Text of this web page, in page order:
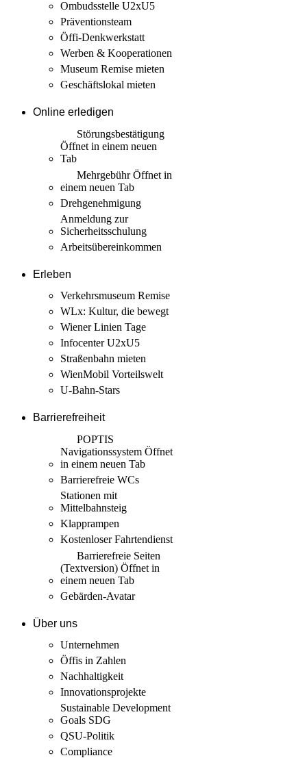
Ombudsstelle U2xU5
Präventionsteam
Öffi-Denkwerkstatt
Werben & Kooperationen
Museum Remise mieten
Geschäftslokal mieten
Online erledigen
Störungs­bestätigung
Öffnet in einem neuen
Tab
MehrgebührÖffnet in
einem neuen Tab
Drehgenehmigung
Anmeldung zur
Sicherheits­schulung
Arbeits­übereinkommen
Erleben
Verkehrsmuseum Remise
WLx: Kultur, die bewegt
Wiener Linien Tage
Infocenter U2xU5
Straßenbahn mieten
WienMobil Vorteilswelt
U-Bahn-Stars
Barrierefreiheit
POPTIS
Navigationssystem Öffnet
in einem neuen Tab
Barrierefreie WCs
Stationen mit
Mittelbahnsteig
Klapprampen
Kostenloser Fahrtendienst
Barrierefreie Seiten
(Textversion) Öffnet in
einem neuen Tab
Gebärden-Avatar
Über uns
Unternehmen
Öffis in Zahlen
Nachhaltigkeit
Innovations­projekte
Sustainable Development
Goals SDG
QSU-Politik
Compliance